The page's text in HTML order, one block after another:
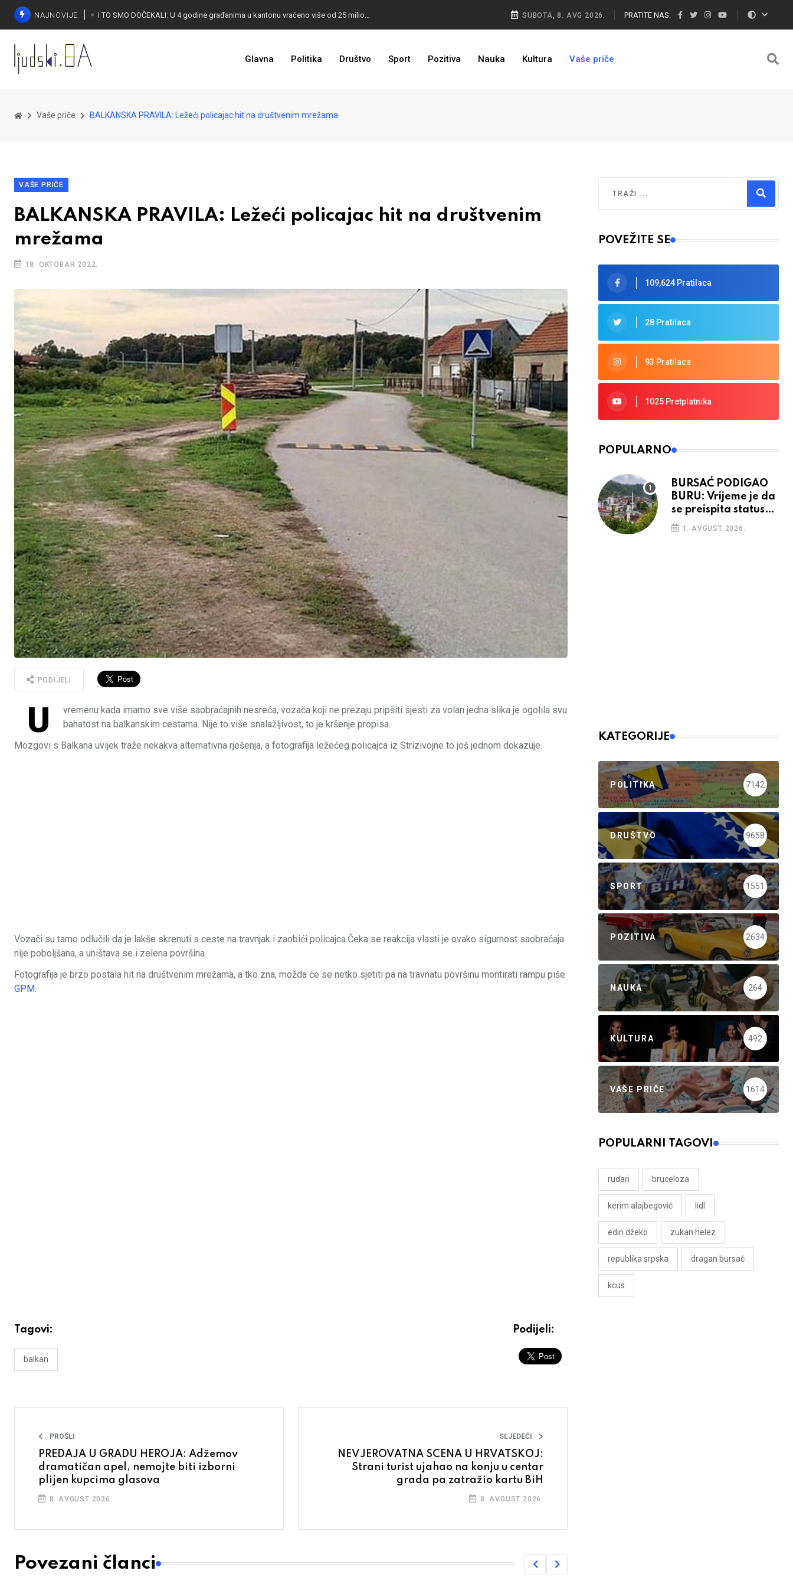
NAJNOVIJE
KONAKOVIĆ PALI ALARM: Otvoreno pismo UN-u
SUBOTA, 8. AVG 2026. PRATITE NAS:
Glavna Politika Društvo Sport Pozitiva Nauka Kultura Vaše priče
Vaše priče BALKANSKA PRAVILA: Ležeći policajac hit na društvenim mrežama
VAŠE PRIČE
BALKANSKA PRAVILA: Ležeći policajac hit na društvenim
mrežama
18. OKTOBAR 2022.
PODIJELI
U
vremenu kada imamo sve više saobraćajnih nesreća, vozača koji ne prezaju pripšiti sjesti za volan jedna slika je ogolila svu
bahatost na balkanskim cestama. Nije to više snalažljivost, to je kršenje propisa.
Mozgovi s Balkana uvijek traže nekakva alternativna rješenja, a fotografija ležećeg policajca iz Strizivojne to još jednom dokazuje.
Vozači su tamo odlučili da je lakše skrenuti s ceste na travnjak i zaobići policajca.Čeka se reakcija vlasti je ovako sigurnost saobraćaja
nije poboljšana, a uništava se i zelena površina.
Fotografija je brzo postala hit na društvenim mrežama, a tko zna, možda će se netko sjetiti pa na travnatu površinu montirati rampu piše
GPM.
Tagovi:
balkan
Podijeli:
PROŠLI
PREDAJA U GRADU HEROJA: Adžemov
dramatičan apel, nemojte biti izborni
plijen kupcima glasova
8. AVGUST 2026.
SLJEDEĆI
NEVJEROVATNA SCENA U HRVATSKOJ:
Strani turist ujahao na konju u centar
grada pa zatražio kartu BiH
8. AVGUST 2026.
Povezani članci
Type 2 or more characters for results.
POVEŽITE SE
109,624 Pratilaca
28 Pratilaca
93 Pratilaca
1025 Pretplatnika
POPULARNO
BURSAĆ PODIGAO
BURU: Vrijeme je da
se preispita status
Srebrenice u RS
1. AVGUST 2026.
KATEGORIJE
POLITIKA 7142
DRUŠTVO 9658
SPORT 1551
POZITIVA 2634
NAUKA 264
KULTURA 492
VAŠE PRIČE 1614
POPULARNI TAGOVI
rudari bruceloza
kerim alajbegović lidl
edin džeko zukan helez
republika srpska dragan bursač
kcus